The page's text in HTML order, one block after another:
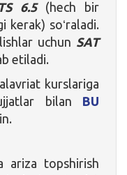
6.5
(hech bir
kerak) soʻraladi.
uchun SAT
etiladi.
kurslariga
bilan BU
ariza topshirish